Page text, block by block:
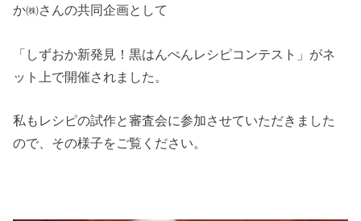
か㈱さんの共同企画として
「しずおか新発見！黒はんぺんレシピコンテスト」がネ
ット上で開催されました。
私もレシピの試作と審査会に参加させていただきました
ので、その様子をご覧ください。